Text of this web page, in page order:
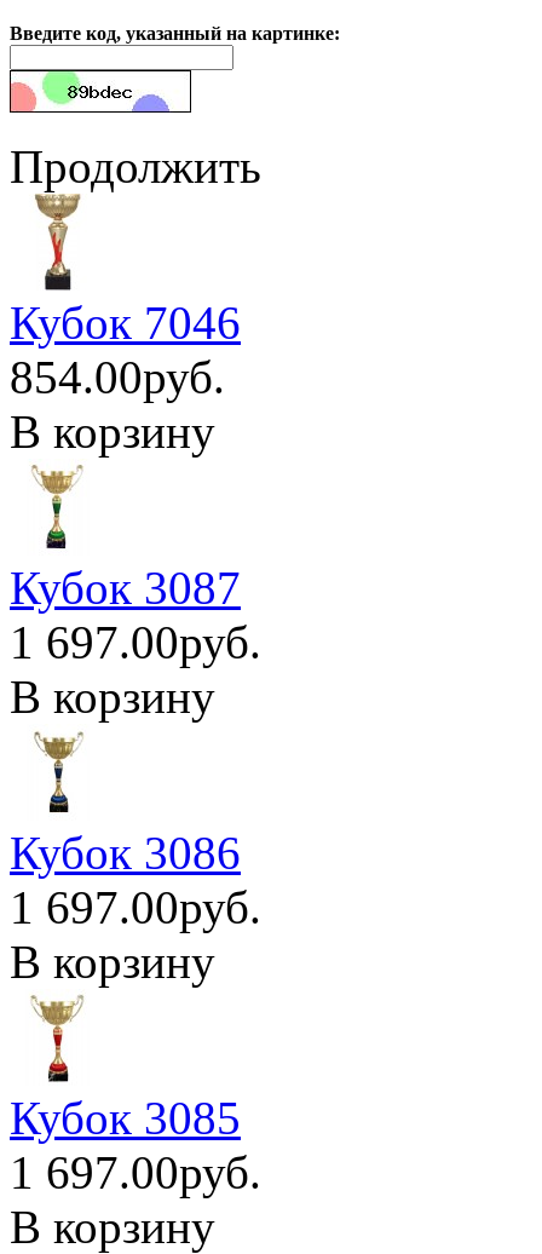
Введите код, указанный на картинке:
Продолжить
Кубок 7046
854.00руб.
В корзину
Кубок 3087
1 697.00руб.
В корзину
Кубок 3086
1 697.00руб.
В корзину
Кубок 3085
1 697.00руб.
В корзину